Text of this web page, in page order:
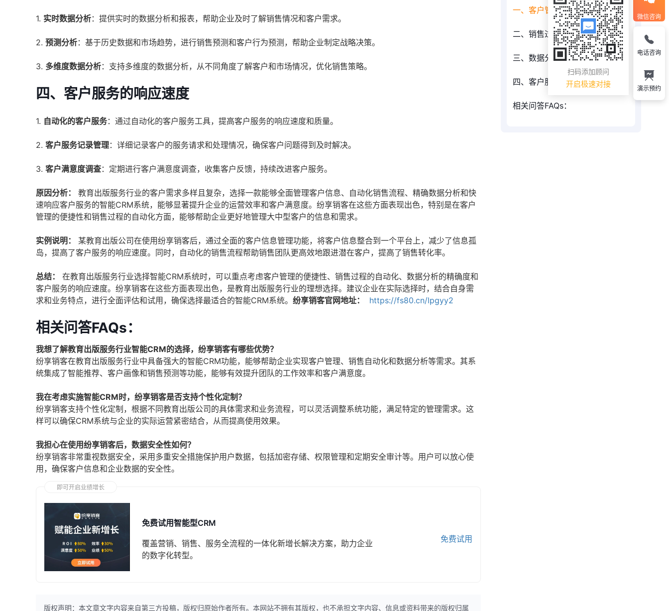
1. 实时数据分析：提供实时的数据分析和报表，帮助企业及时了解销售情况和客户需求。
2. 预测分析：基于历史数据和市场趋势，进行销售预测和客户行为预测，帮助企业制定战略决策。
3. 多维度数据分析：支持多维度的数据分析，从不同角度了解客户和市场情况，优化销售策略。
四、客户服务的响应速度
1. 自动化的客户服务：通过自动化的客户服务工具，提高客户服务的响应速度和质量。
2. 客户服务记录管理：详细记录客户的服务请求和处理情况，确保客户问题得到及时解决。
3. 客户满意度调查：定期进行客户满意度调查，收集客户反馈，持续改进客户服务。
原因分析：
教育出版服务行业的客户需求多样且复杂，选择一款能够全面管理客户信息、自动化销售流程、精确数据分析和快
速响应客户服务的智能CRM系统，能够显著提升企业的运营效率和客户满意度。纷享销客在这些方面表现出色，特别是在客户
管理的便捷性和销售过程的自动化方面，能够帮助企业更好地管理大中型客户的信息和需求。
实例说明：
某教育出版公司在使用纷享销客后，通过全面的客户信息管理功能，将客户信息整合到一个平台上，减少了信息孤
岛，提高了客户服务的响应速度。同时，自动化的销售流程帮助销售团队更高效地跟进潜在客户，提高了销售转化率。
总结：
在教育出版服务行业选择智能CRM系统时，可以重点考虑客户管理的便捷性、销售过程的自动化、数据分析的精确度和
客户服务的响应速度。纷享销客在这些方面表现出色，是教育出版服务行业的理想选择。建议企业在实际选择时，结合自身需
求和业务特点，进行全面评估和试用，确保选择最适合的智能CRM系统。 纷享销客官网地址： https://fs80.cn/lpgyy2
相关问答FAQs：
我想了解教育出版服务行业智能CRM的选择，纷享销客有哪些优势？
纷享销客在教育出版服务行业中具备强大的智能CRM功能，能够帮助企业实现客户管理、销售自动化和数据分析等需求。其系
统集成了智能推荐、客户画像和销售预测等功能，能够有效提升团队的工作效率和客户满意度。
我在考虑实施智能CRM时，纷享销客是否支持个性化定制？
纷享销客支持个性化定制，根据不同教育出版公司的具体需求和业务流程，可以灵活调整系统功能，满足特定的管理需求。这
样可以确保CRM系统与企业的实际运营紧密结合，从而提高使用效果。
我担心在使用纷享销客后，数据安全性如何？
纷享销客非常重视数据安全，采用多重安全措施保护用户数据，包括加密存储、权限管理和定期安全审计等。用户可以放心使
用，确保客户信息和企业数据的安全性。
即可开启业绩增长
免费试用智能型CRM
覆盖营销、销售、服务全流程的一体化新增长解决方案，助力企业
的数字化转型。
免费试用
版权声明：本文章文字内容来自第三方投稿，版权归原始作者所有。本网站不拥有其版权，也不承担文字内容、信息或资料带来的版权归属
一、客户管理的便捷性
二、销售过程的自动化
三、数据分析的精确度
四、客户服务的响应速度
相关问答FAQs：
微信咨询
扫码添加顾问
开启极速对接
电话咨询
演示预约